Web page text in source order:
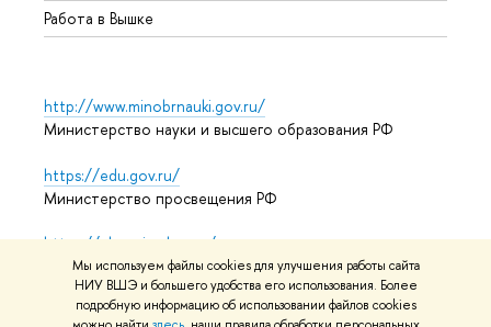
Мы используем файлы cookies для улучшения работы сайта
НИУ ВШЭ и большего удобства его использования. Более
подробную информацию об использовании файлов cookies
Работа в Вышке
http://www.minobrnauki.gov.ru/
Министерство науки и высшего образования РФ
https://edu.gov.ru/
Министерство просвещения РФ
https://elearning.hse.ru/mooc
Массовые открытые онлайн-курсы